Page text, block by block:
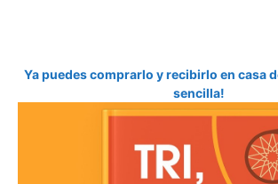
Ya puedes comprarlo y recibirlo en casa
sencilla!